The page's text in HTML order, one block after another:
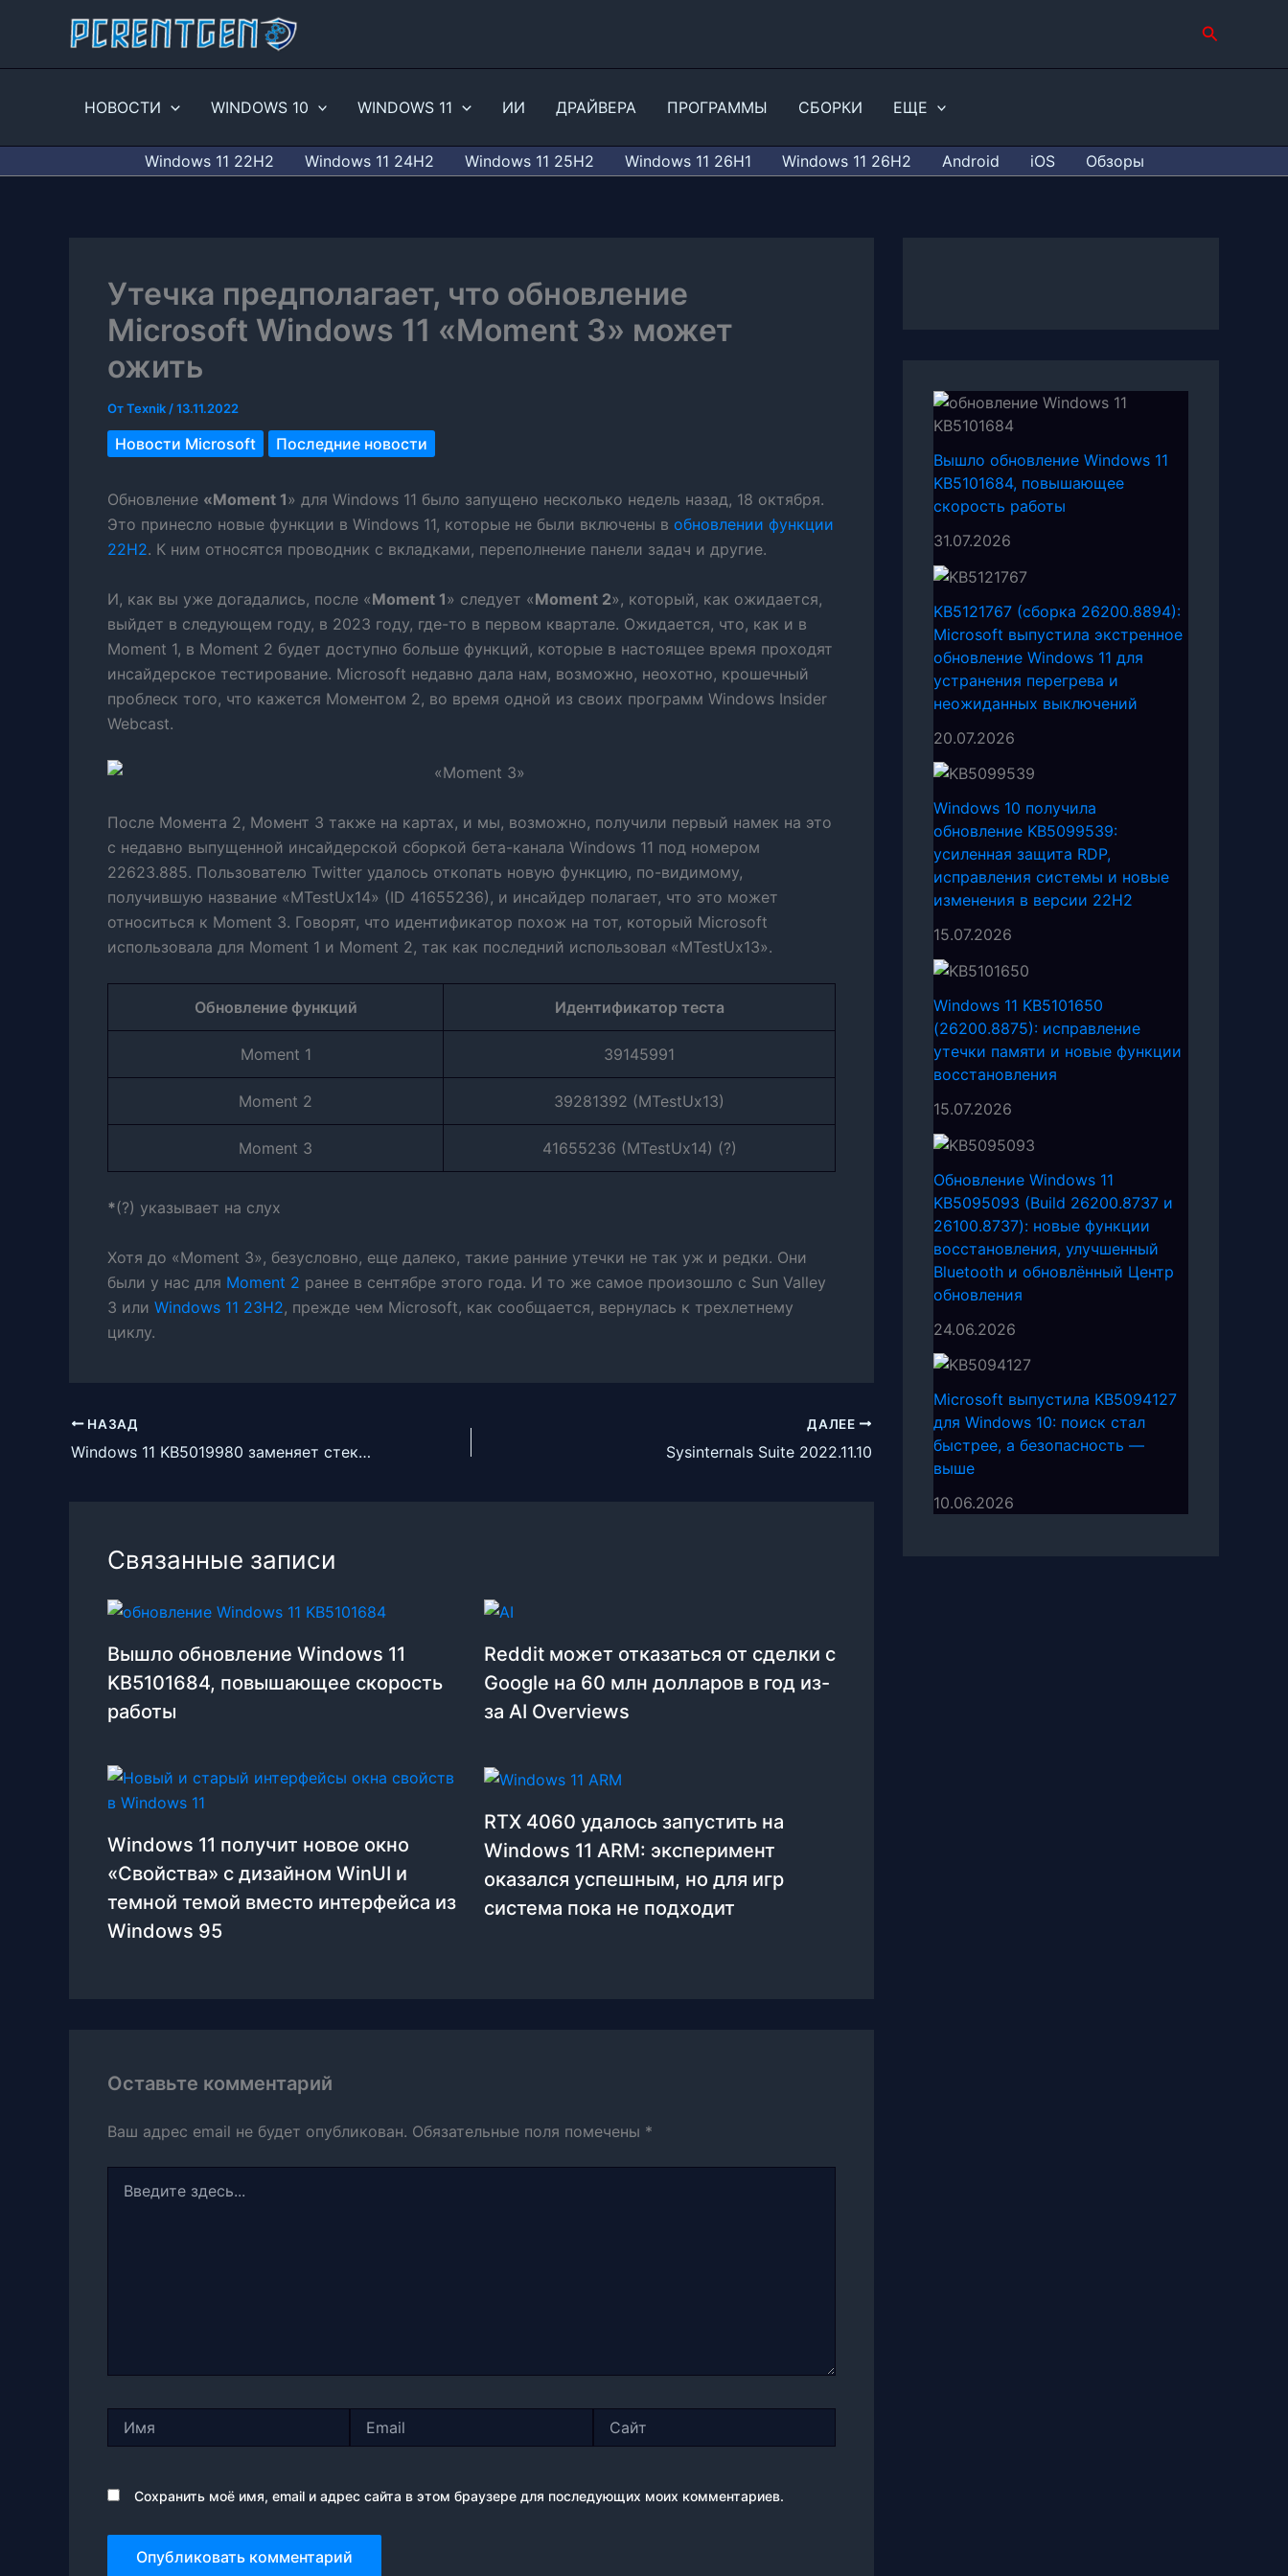
Поиск
НОВОСТИ WINDOWS 10 WINDOWS 11 ИИ ДРАЙВЕРА ПРОГРАММЫ СБОРКИ ЕЩЕ
Windows 11 22H2 Windows 11 24H2 Windows 11 25H2 Windows 11 26H1 Windows 11 26H2 Android iOS Обзоры
Утечка предполагает, что обновление
Microsoft Windows 11 «Moment 3» может
ожить
ОтTexnik /13.11.2022
Новости Microsoft Последние новости
Обновление «Moment 1» для Windows 11 было запущено несколько недель назад, 18 октября.
Это принесло новые функции в Windows 11, которые не были включены в обновлении функции
22H2. К ним относятся проводник с вкладками, переполнение панели задач и другие.
И, как вы уже догадались, после «Moment 1» следует «Moment 2», который, как ожидается,
выйдет в следующем году, в 2023 году, где-то в первом квартале. Ожидается, что, как и в
Moment 1, в Moment 2 будет доступно больше функций, которые в настоящее время проходят
инсайдерское тестирование. Microsoft недавно дала нам, возможно, неохотно, крошечный
проблеск того, что кажется Моментом 2, во время одной из своих программ Windows Insider
Webcast.
После Момента 2, Момент 3 также на картах, и мы, возможно, получили первый намек на это
с недавно выпущенной инсайдерской сборкой бета-канала Windows 11 под номером
22623.885. Пользователю Twitter удалось откопать новую функцию, по-видимому,
получившую название «MTestUx14» (ID 41655236), и инсайдер полагает, что это может
относиться к Moment 3. Говорят, что идентификатор похож на тот, который Microsoft
использовала для Moment 1 и Moment 2, так как последний использовал «MTestUx13».
Обновление функций Идентификатор теста
Moment 1 39145991
Moment 2 39281392 (MTestUx13)
Moment 3 41655236 (MTestUx14) (?)
*(?) указывает на слух
Хотя до «Moment 3», безусловно, еще далеко, такие ранние утечки не так уж и редки. Они
были у нас для Moment 2 ранее в сентябре этого года. И то же самое произошло с Sun Valley
3 или Windows 11 23H2, прежде чем Microsoft, как сообщается, вернулась к трехлетнему
циклу.
НАЗАД
Windows 11 KB5019980 заменяет стеклянную иконку панели поиска новой большой текстовой кнопкой
ДАЛЕЕ
Sysinternals Suite 2022.11.10
Связанные записи
Вышло обновление Windows 11
KB5101684, повышающее скорость
работы
Reddit может отказаться от сделки с
Google на 60 млн долларов в год из-
за AI Overviews
Windows 11 получит новое окно
«Свойства» с дизайном WinUI и
темной темой вместо интерфейса из
Windows 95
RTX 4060 удалось запустить на
Windows 11 ARM: эксперимент
оказался успешным, но для игр
система пока не подходит
Оставьте комментарий
Ваш адрес email не будет опубликован. Обязательные поля помечены *
здесь...
Сохранить моё имя, email и адрес сайта в этом браузере для последующих моих комментариев.
Вышло обновление Windows 11
KB5101684, повышающее
скорость работы
31.07.2026
KB5121767 (сборка 26200.8894):
Microsoft выпустила экстренное
обновление Windows 11 для
устранения перегрева и
неожиданных выключений
20.07.2026
Windows 10 получила
обновление KB5099539:
усиленная защита RDP,
исправления системы и новые
изменения в версии 22H2
15.07.2026
Windows 11 KB5101650
(26200.8875): исправление
утечки памяти и новые функции
восстановления
15.07.2026
Обновление Windows 11
KB5095093 (Build 26200.8737 и
26100.8737): новые функции
восстановления, улучшенный
Bluetooth и обновлённый Центр
обновления
24.06.2026
Microsoft выпустила KB5094127
для Windows 10: поиск стал
быстрее, а безопасность —
выше
10.06.2026